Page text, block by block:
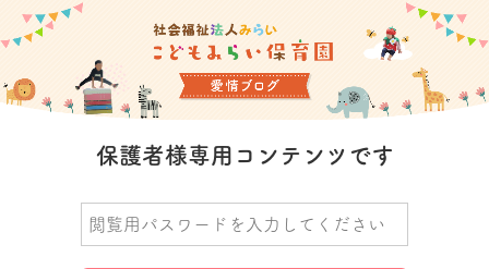
保護者様専用コンテンツです